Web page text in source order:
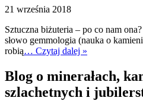
21 września 2018
Sztuczna biżuteria – po co nam
słowo gemmologia (nauka o
robią… Czytaj dalej »
Blog o minerałach,
szlachetnych i